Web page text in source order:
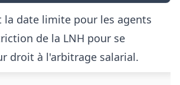
la date limite pour les agents
de la LNH pour se
droit à l'arbitrage salarial.